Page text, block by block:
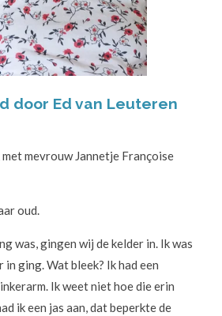
door Ed van Leuteren
mevrouw Jannetje Françoise
oud.
was, gingen wij de kelder in. Ik was
ging. Wat bleek? Ik had een
Ik weet niet hoe die erin
ik een jas aan, dat beperkte de